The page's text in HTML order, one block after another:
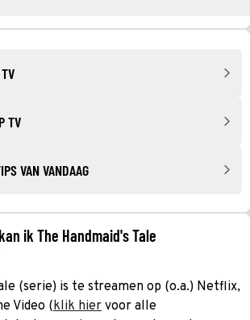
TV
VAN VANDAAG
ik The Handmaid's Tale
(serie) is te streamen op (o.a.) Netflix,
Video (klik hier voor alle